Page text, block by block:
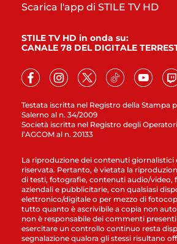
Testata iscritta nel Registro della Stampa
Salerno al n. 34/2009
Società iscritta nel Registro degli
l’AGCOM al n. 20133
Scarica l'app di STILE TV HD
STILE TV HD in onda su:
CANALE 78 DEL DIGITALE
La riproduzione dei contenuti giornalistici
riservata. Pertanto, è vietata la
di testi, fotografie, contenuti audio/video,
aziendali e pubblicitarie, con qualsiasi
elettronico/digitale o per mezzo di
tutto quanto è ascrivibile a copia non
non è responsabile dei commenti
esercitare un controllo continuo resta
segnalazione qualora gli stessi risultano